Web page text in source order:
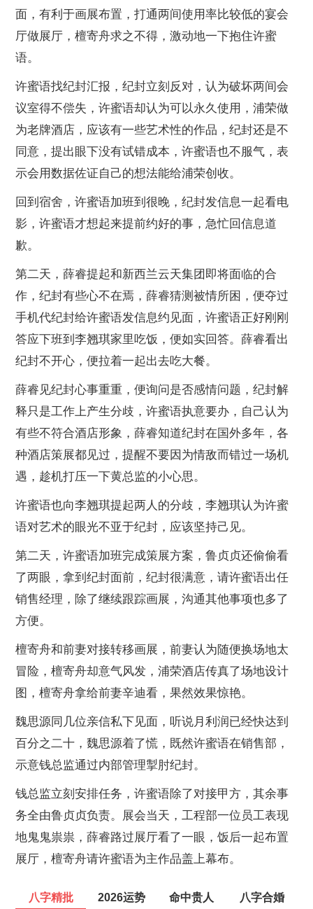
面，有利于画展布置，打通两间使用率比较低的宴会
厅做展厅，檀寄舟求之不得，激动地一下抱住许蜜
语。
许蜜语找纪封汇报，纪封立刻反对，认为破坏两间会
议室得不偿失，许蜜语却认为可以永久使用，浦荣做
为老牌酒店，应该有一些艺术性的作品，纪封还是不
同意，提出眼下没有试错成本，许蜜语也不服气，表
示会用数据佐证自己的想法能给浦荣创收。
回到宿舍，许蜜语加班到很晚，纪封发信息一起看电
影，许蜜语才想起来提前约好的事，急忙回信息道
歉。
第二天，薛睿提起和新西兰云天集团即将面临的合
作，纪封有些心不在焉，薛睿猜测被情所困，便夺过
手机代纪封给许蜜语发信息约见面，许蜜语正好刚刚
答应下班到李翘琪家里吃饭，便如实回答。薛睿看出
纪封不开心，便拉着一起出去吃大餐。
薛睿见纪封心事重重，便询问是否感情问题，纪封解
释只是工作上产生分歧，许蜜语执意要办，自己认为
有些不符合酒店形象，薛睿知道纪封在国外多年，各
种酒店策展都见过，提醒不要因为情敌而错过一场机
遇，趁机打压一下黄总监的小心思。
许蜜语也向李翘琪提起两人的分歧，李翘琪认为许蜜
语对艺术的眼光不亚于纪封，应该坚持己见。
第二天，许蜜语加班完成策展方案，鲁贞贞还偷偷看
了两眼，拿到纪封面前，纪封很满意，请许蜜语出任
销售经理，除了继续跟踪画展，沟通其他事项也多了
方便。
檀寄舟和前妻对接转移画展，前妻认为随便换场地太
冒险，檀寄舟却意气风发，浦荣酒店传真了场地设计
图，檀寄舟拿给前妻辛迪看，果然效果惊艳。
魏思源同几位亲信私下见面，听说月利润已经快达到
百分之二十，魏思源着了慌，既然许蜜语在销售部，
示意钱总监通过内部管理掣肘纪封。
钱总监立刻安排任务，许蜜语除了对接甲方，其余事
务全由鲁贞贞负责。展会当天，工程部一位员工表现
地鬼鬼祟祟，薛睿路过展厅看了一眼，饭后一起布置
展厅，檀寄舟请许蜜语为主作品盖上幕布。
八字精批 2026运势 命中贵人 八字合婚